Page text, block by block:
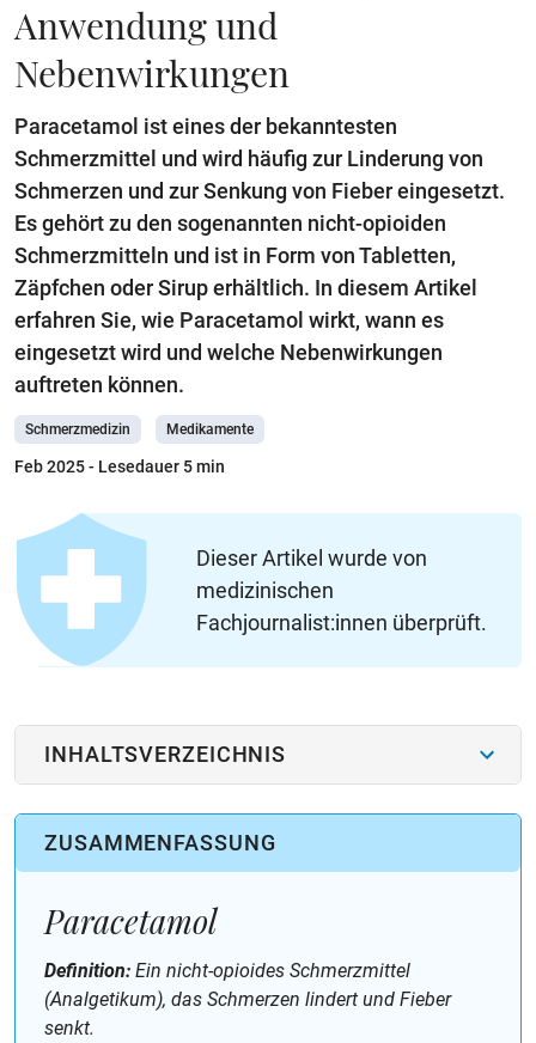
Anwendung und
Nebenwirkungen
Paracetamol ist eines der bekanntesten
Schmerzmittel und wird häufig zur Linderung von
Schmerzen und zur Senkung von Fieber eingesetzt.
Es gehört zu den sogenannten nicht-opioiden
Schmerzmitteln und ist in Form von Tabletten,
Zäpfchen oder Sirup erhältlich. In diesem Artikel
erfahren Sie, wie Paracetamol wirkt, wann es
eingesetzt wird und welche Nebenwirkungen
auftreten können.
Schmerzmedizin Medikamente
Feb 2025- Lesedauer 5 min
Dieser Artikel wurde von
medizinischen
Fachjournalist:innen überprüft.
INHALTSVERZEICHNIS
ZUSAMMENFASSUNG
Paracetamol
Definition: Ein nicht-opioides Schmerzmittel
(Analgetikum), das Schmerzen lindert und Fieber
senkt.